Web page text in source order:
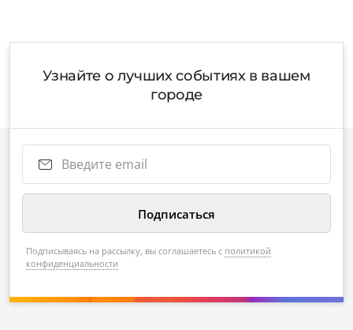
Узнайте о лучших событиях в вашем
городе
Подписываясь на рассылку, вы соглашаетесь с политикой
конфиденциальности